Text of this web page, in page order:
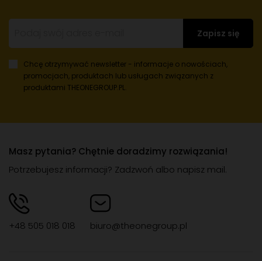
Zapisz się
Chcę otrzymywać newsletter - informacje o nowościach,
promocjach, produktach lub usługach związanych z
produktami THEONEGROUP.PL.
Masz pytania? Chętnie doradzimy rozwiązania!
Potrzebujesz informacji? Zadzwoń albo napisz mail.
+48 505 018 018 biuro@theonegroup.pl